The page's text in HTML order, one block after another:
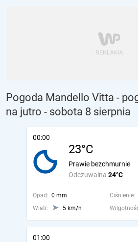
Pogoda Mandello Vitta -
na jutro - sobota 8 sierpnia
00:00
23°C
Odczuwalna 24°C
Prawie bezchmurnie
Opad: 0 mm Ciśnienie:
Wiatr:
5 km/h
01:00